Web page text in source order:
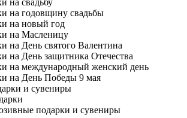
на свадьбу
на годовщину свадьбы
на новый год
на Масленицу
на День святого Валентина
на День защитника Отечества
на международный женский день
на День Победы 9 мая
и сувениры
подарки и сувениры